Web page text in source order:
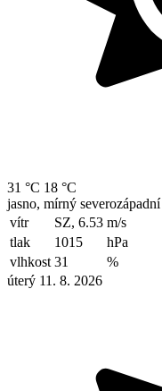
31 °C 18 °C
jasno, mírný
vítr
SZ, 6.53 m/s
tlak
1015
hPa
vlhkost 31
%
úterý 11. 8. 2026